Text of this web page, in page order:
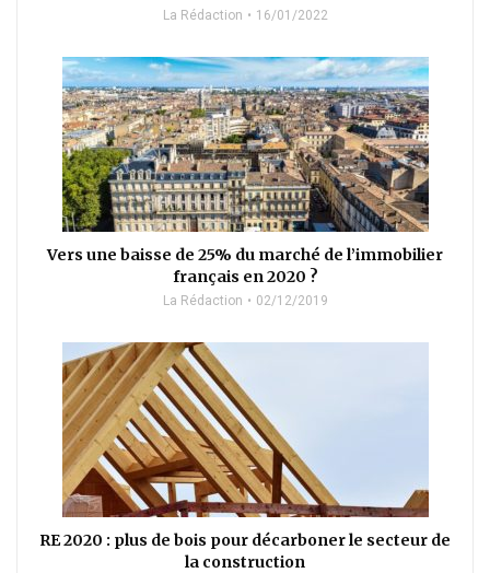
La Rédaction 16/01/2022
Vers une baisse de 25% du marché de l’immobilier
français en 2020 ?
La Rédaction 02/12/2019
RE 2020 : plus de bois pour décarboner le secteur de
la construction